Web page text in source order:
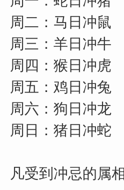
周二：马日冲鼠
周三：羊日冲牛
周四：猴日冲虎
周五：鸡日冲兔
周六：狗日冲龙
周日：猪日冲蛇
凡受到冲忌的属